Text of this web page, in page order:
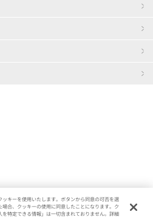
キーを使用いたします。ボタンから同意の可否を選
合、クッキーの使用に同意したことになります。ク
特定できる情報」は一切含まれておりません。詳細